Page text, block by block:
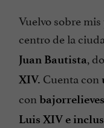
Vuelvo sobre
centro de la
Juan Bautista ,
XIV. Cuenta con
con
Luis XIV e